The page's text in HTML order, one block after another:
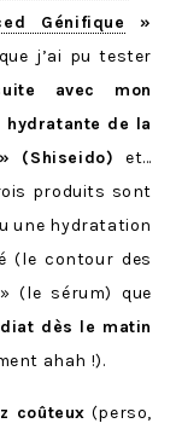
Génifique »
j’ai pu tester
avec mon
de la
(Shiseido)et…
produits sont
une hydratation
(le contour des
(le sérum) que
dès le matin
ahah !).
coûteux (perso,